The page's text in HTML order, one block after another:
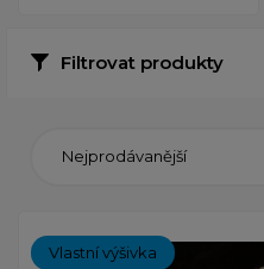
Filtrovat produkty
Nejprodávanější
Vlastní výšivka